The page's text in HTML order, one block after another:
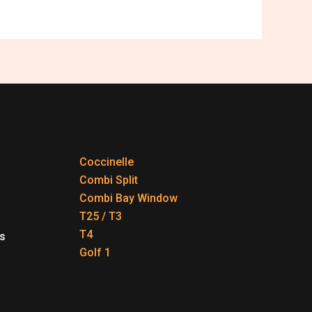
Coccinelle
Combi Split
Combi Bay Window
T25 / T3
T4
Golf 1